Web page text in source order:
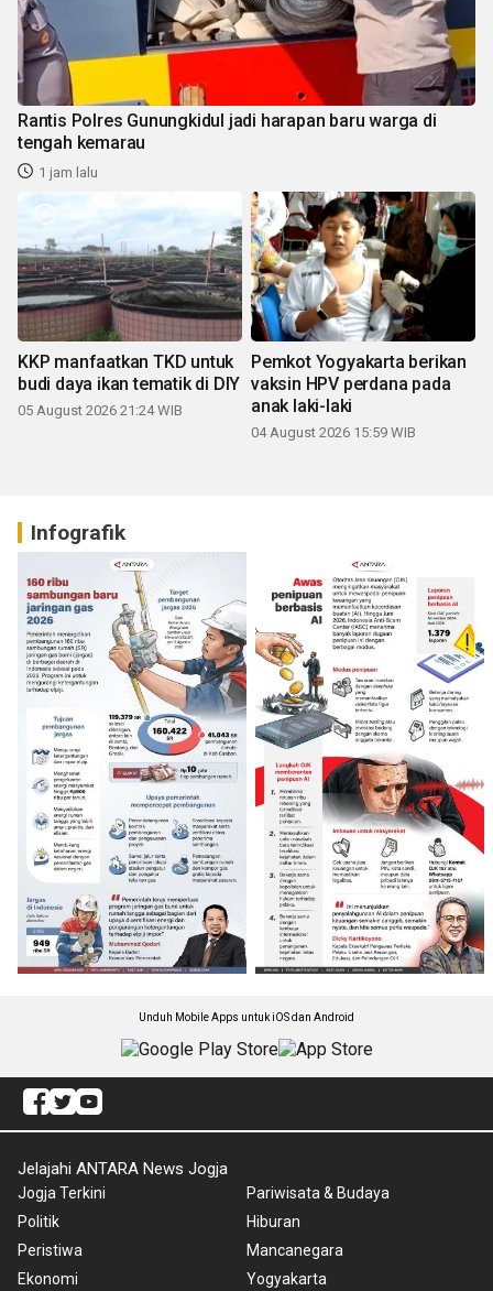
Rantis Polres Gunungkidul jadi harapan baru warga di
tengah kemarau
1 jam lalu
KKP manfaatkan TKD untuk
budi daya ikan tematik di DIY
05 August 2026 21:24 WIB
Pemkot Yogyakarta berikan
vaksin HPV perdana pada
anak laki-laki
04 August 2026 15:59 WIB
Infografik
Unduh Mobile Apps untuk iOS dan Android
Jelajahi ANTARA News Jogja
Jogja Terkini
Politik
Peristiwa
Ekonomi
Pariwisata & Budaya
Hiburan
Mancanegara
Yogyakarta